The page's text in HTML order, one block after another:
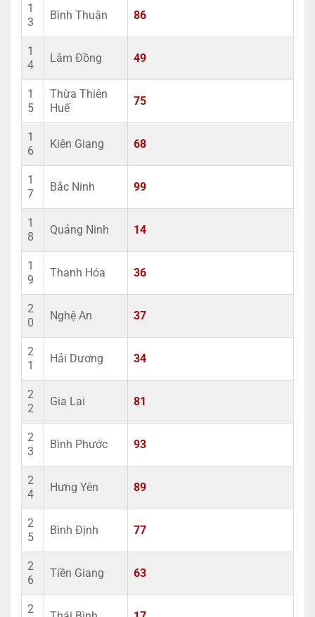
1
3
Bình Thuận 86
1
4
Lâm Đồng 49
1
5
Thừa Thiên
Huế
75
1
6
Kiên Giang 68
1
7
Bắc Ninh 99
1
8
Quảng Ninh 14
1
9
Thanh Hóa 36
2
0
Nghệ An 37
2
1
Hải Dương 34
2
2
Gia Lai 81
2
3
Bình Phước 93
2
4
Hưng Yên 89
2
5
Bình Định 77
2
6
Tiền Giang 63
2